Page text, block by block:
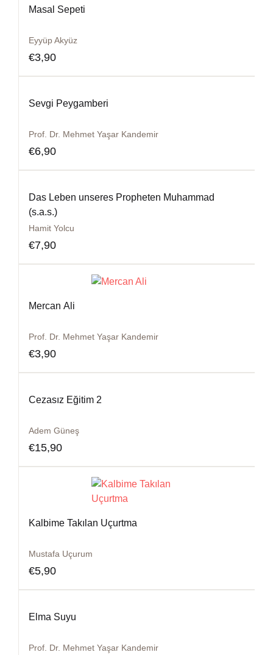
Masal Sepeti
Eyyüp Akyüz
€3,90
Sevgi Peygamberi
Prof. Dr. Mehmet Yaşar Kandemir
€6,90
Das Leben unseres Propheten Muhammad
(s.a.s.)
Hamit Yolcu
€7,90
Mercan Ali
Prof. Dr. Mehmet Yaşar Kandemir
€3,90
Cezasız Eğitim 2
Adem Güneş
€15,90
Kalbime Takılan Uçurtma
Mustafa Uçurum
€5,90
Elma Suyu
Prof. Dr. Mehmet Yaşar Kandemir